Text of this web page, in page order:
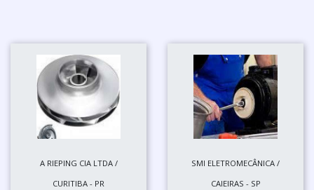
A RIEPING CIA LTDA /
CURITIBA - PR
SMI ELETROMECÂNICA /
CAIEIRAS - SP